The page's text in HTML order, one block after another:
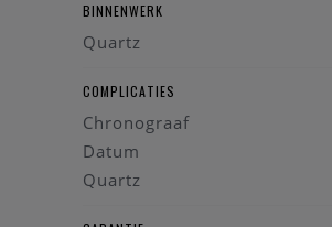
BINNENWERK
Quartz
COMPLICATIES
Chronograaf
Datum
Quartz